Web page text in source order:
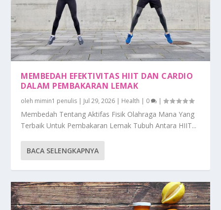
MEMBEDAH EFEKTIVITAS HIIT DAN CARDIO
DALAM PEMBAKARAN LEMAK
oleh mimin1 penulis | Jul 29, 2026 | Health | 0 |
Membedah Tentang Aktifas Fisik Olahraga Mana Yang
Terbaik Untuk Pembakaran Lemak Tubuh Antara HIIT...
BACA SELENGKAPNYA